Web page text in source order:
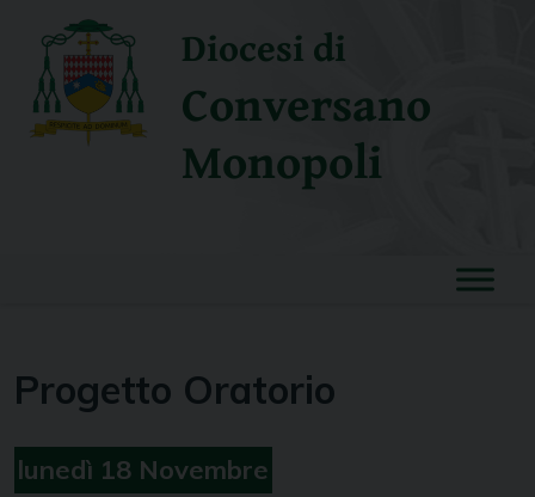
content
Diocesi di
Conversano
Monopoli
Progetto Oratorio
lunedì 18 Novembre